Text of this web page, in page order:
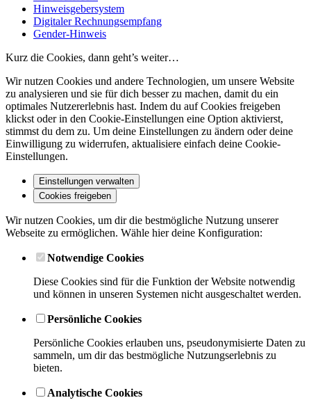
Hinweisgebersystem
Digitaler Rechnungsempfang
Gender-Hinweis
Kurz die Cookies, dann geht’s weiter…
Wir nutzen Cookies und andere Technologien, um unsere Website
zu analysieren und sie für dich besser zu machen, damit du ein
optimales Nutzererlebnis hast. Indem du auf Cookies freigeben
klickst oder in den Cookie-Einstellungen eine Option aktivierst,
stimmst du dem zu. Um deine Einstellungen zu ändern oder deine
Einwilligung zu widerrufen, aktualisiere einfach deine Cookie-
Einstellungen.
Einstellungen verwalten
Cookies freigeben
Wir nutzen Cookies, um dir die bestmögliche Nutzung unserer
Webseite zu ermöglichen. Wähle hier deine Konfiguration:
Notwendige Cookies
Diese Cookies sind für die Funktion der Website notwendig
und können in unseren Systemen nicht ausgeschaltet werden.
Persönliche Cookies
Persönliche Cookies erlauben uns, pseudonymisierte Daten zu
sammeln, um dir das bestmögliche Nutzungserlebnis zu
bieten.
Analytische Cookies